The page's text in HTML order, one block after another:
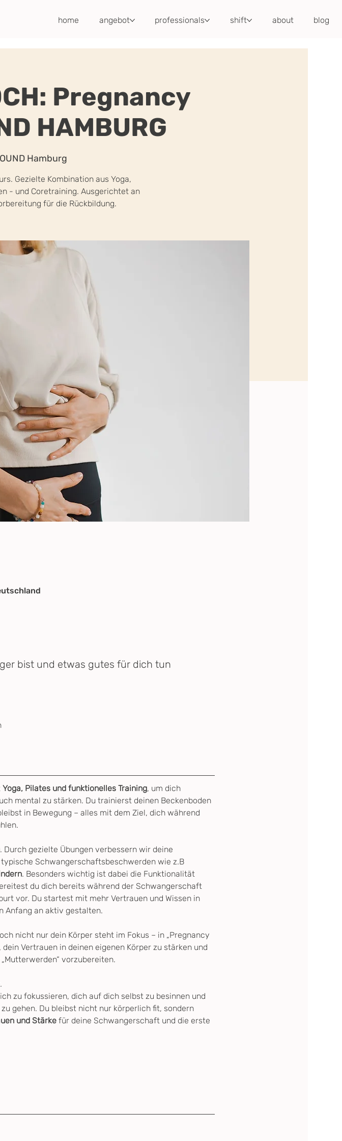
home angebot professionals shift about blog
Pregnancy
HAMBURG
Hamburg
Gezielte Kombination aus Yoga,
- und Coretraining. Ausgerichtet an
für die Rückbildung.
bist und etwas gutes für dich tun
Yoga, Pilates und funktionelles Training, um dich
mental zu stärken. Du trainierst deinen Beckenboden
in Bewegung – alles mit dem Ziel, dich während
. Durch gezielte Übungen verbessern wir deine
Schwangerschaftsbeschwerden wie z.B
. Besonders wichtig ist dabei die Funktionalität
du dich bereits während der Schwangerschaft
vor. Du startest mit mehr Vertrauen und Wissen in
Anfang an aktiv gestalten.
nicht nur dein Körper steht im Fokus – in „Pregnancy
Vertrauen in deinen eigenen Körper zu stärken und
vorzubereiten.
.
zu fokussieren, dich auf dich selbst zu besinnen und
gehen. Du bleibst nicht nur körperlich fit, sondern
und Stärke für deine Schwangerschaft und die erste